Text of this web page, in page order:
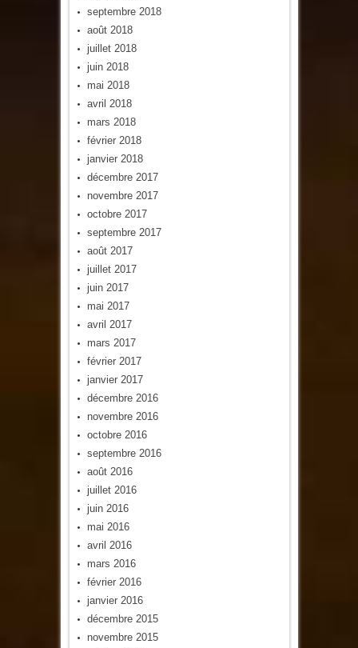
septembre 2018
août 2018
juillet 2018
juin 2018
mai 2018
avril 2018
mars 2018
février 2018
janvier 2018
décembre 2017
novembre 2017
octobre 2017
septembre 2017
août 2017
juillet 2017
juin 2017
mai 2017
avril 2017
mars 2017
février 2017
janvier 2017
décembre 2016
novembre 2016
octobre 2016
septembre 2016
août 2016
juillet 2016
juin 2016
mai 2016
avril 2016
mars 2016
février 2016
janvier 2016
décembre 2015
novembre 2015